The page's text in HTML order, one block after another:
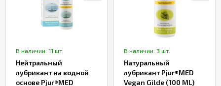
В наличии: 11 шт.
Нейтральный
лубрикант на водной
основе Pjur®MED
В наличии: 3 шт.
Натуральный
лубрикант Pjur®MED
Vegan Gilde (100 ML)